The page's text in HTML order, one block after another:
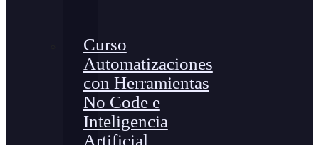
Curso
Automatizaciones
con Herramientas
No Code e
Inteligencia
Artificial